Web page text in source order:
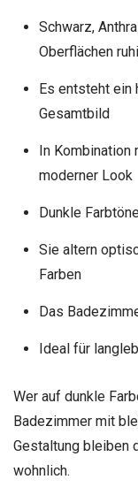
Schwarz,
Oberflächen
Es entsteht ein
Gesamtbild
In Kombination
moderner Look
Dunkle
Sie altern
Farben
Das
Ideal für
Wer auf dunkle
Badezimmer mit
Gestaltung bleiben
wohnlich.